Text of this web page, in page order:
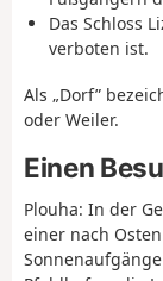
Das Schloss
verboten ist.
Als „Dorf”
oder Weiler.
Einen
Plouha: In der
einer nach